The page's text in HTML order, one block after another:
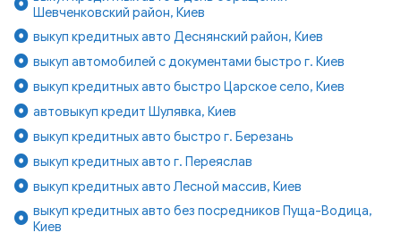
Шевченковский район, Киев
выкуп кредитных авто Деснянский район, Киев
выкуп автомобилей с документами быстро г. Киев
выкуп кредитных авто быстро Царское село, Киев
автовыкуп кредит Шулявка, Киев
выкуп кредитных авто быстро г. Березань
выкуп кредитных авто г. Переяслав
выкуп кредитных авто Лесной массив, Киев
выкуп кредитных авто без посредников Пуща-Водица,
Киев